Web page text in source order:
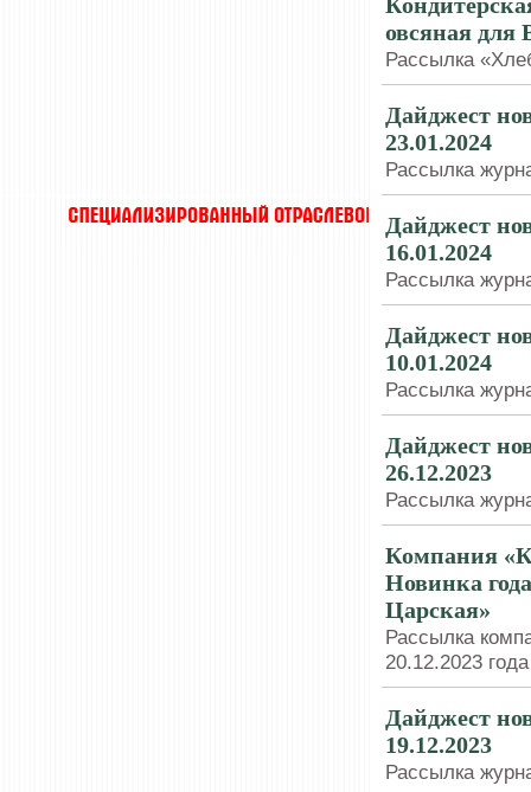
овсяная для
Рассылка
Дайджест
23.01.2024
Рассылка
Дайджест
16.01.2024
Рассылка
Дайджест
10.01.2024
Рассылка
Дайджест
26.12.2023
Рассылка
Компания
Новинка
Царская»
Рассылка
20.12.2023 года
Дайджест
19.12.2023
Рассылка